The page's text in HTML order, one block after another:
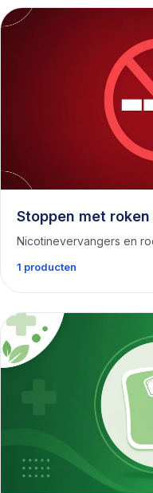
Stoppen met roken
Nicotinevervangers en
1 producten